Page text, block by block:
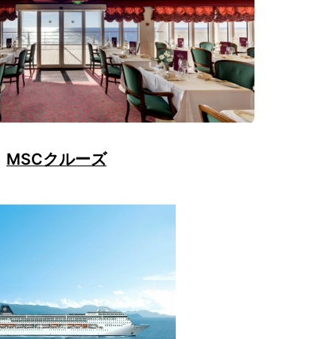
MSCクルーズ